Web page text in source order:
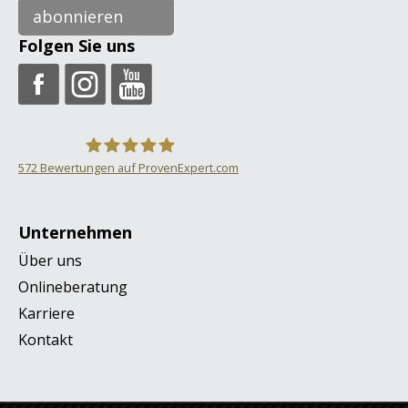
abonnieren
Folgen Sie uns
572 Bewertungen auf ProvenExpert.com
Unternehmen
Über uns
Onlineberatung
Karriere
Kontakt